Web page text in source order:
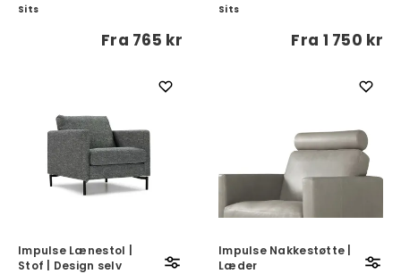
Sits
Fra 765 kr
Sits
Fra 1 750 kr
Impulse Lænestol |
Stof | Design selv
Impulse Nakkestøtte |
Læder